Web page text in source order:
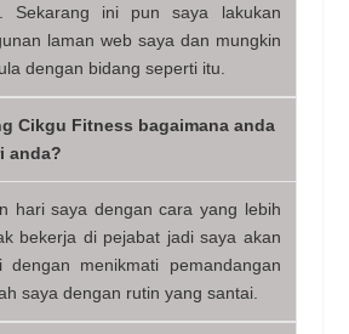
Sekarang ini pun saya lakukan
laman web saya dan mungkin
dengan bidang seperti itu.
Cikgu Fitness bagaimana anda
anda?
hari saya dengan cara yang lebih
bekerja di pejabat jadi saya akan
dengan menikmati pemandangan
saya dengan rutin yang santai.